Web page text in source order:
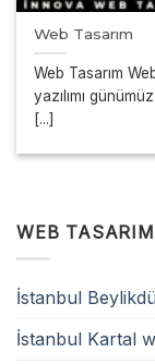
Web Tasarım
Web Tasarım
yazılımı
[...]
WEB
İstanbul
İstanbul Kartal